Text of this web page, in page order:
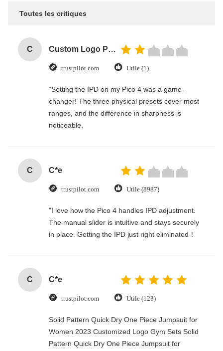
Toutes les critiques
C Custom Logo Paper Cardboard Packing Folding White / Black / Rose Gold Luxury Magnetic Gift Box with Ribbon Closure
trustpilot.com Utile (1)
"Setting the IPD on my Pico 4 was a game-
changer! The three physical presets cover most
ranges, and the difference in sharpness is
noticeable.
C C*e
trustpilot.com Utile (8987)
"I love how the Pico 4 handles IPD adjustment.
The manual slider is intuitive and stays securely
in place. Getting the IPD just right eliminated！
C C*e
trustpilot.com Utile (123)
Solid Pattern Quick Dry One Piece Jumpsuit for
Women 2023 Customized Logo Gym Sets Solid
Pattern Quick Dry One Piece Jumpsuit for